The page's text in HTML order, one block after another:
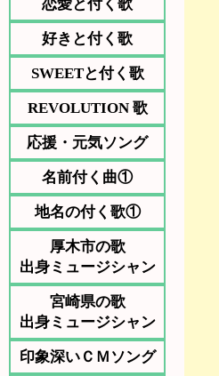
恋愛と付く歌
好きと付く歌
SWEETと付く歌
REVOLUTION 歌
応援・元気ソング
名前付く曲①
地名の付く歌①
厚木市の歌
出身ミュージシャン
宮崎県の歌
出身ミュージシャン
印象深いＣＭソング